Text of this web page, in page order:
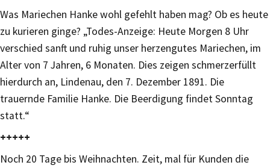
Was Mariechen Hanke wohl gefehlt haben mag? Ob es heute
zu kurieren ginge? „Todes-Anzeige: Heute Morgen 8 Uhr
verschied sanft und ruhig unser herzengutes Mariechen, im
Alter von 7 Jahren, 6 Monaten. Dies zeigen schmerzerfüllt
hierdurch an, Lindenau, den 7. Dezember 1891. Die
trauernde Familie Hanke. Die Beerdigung findet Sonntag
statt.“
+++++
Noch 20 Tage bis Weihnachten. Zeit, mal für Kunden die